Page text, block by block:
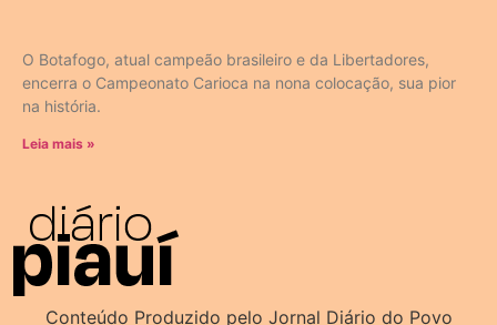
O Botafogo, atual campeão brasileiro e da Libertadores,
encerra o Campeonato Carioca na nona colocação, sua pior
na história.
Leia mais »
Conteúdo Produzido pelo Jornal Diário do Povo